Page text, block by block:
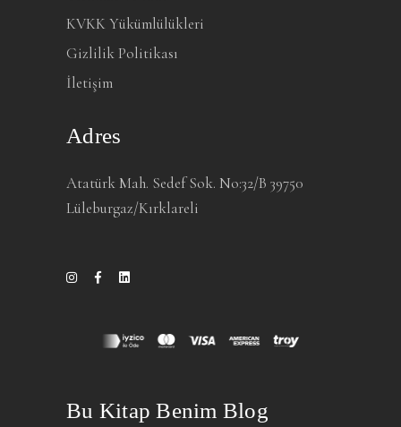
KVKK Yükümlülükleri
Gizlilik Politikası
İletişim
Adres
Atatürk Mah. Sedef Sok. No:32/B 39750
Lüleburgaz/Kırklareli
Bu Kitap Benim Blog